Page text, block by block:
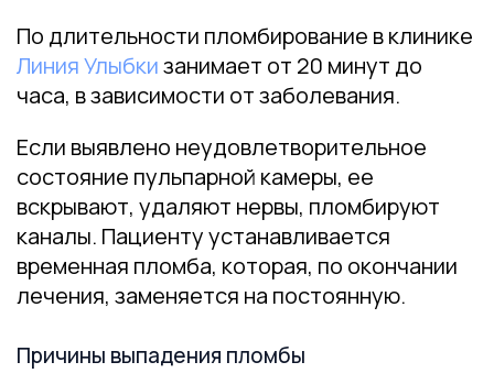
По длительности пломбирование в клинике
Линия Улыбкизанимает от 20 минут до
часа, в зависимости от заболевания.
Если выявлено неудовлетворительное
состояние пульпарной камеры, ее
вскрывают, удаляют нервы, пломбируют
каналы. Пациенту устанавливается
временная пломба, которая, по окончании
лечения, заменяется на постоянную.
Причины выпадения пломбы